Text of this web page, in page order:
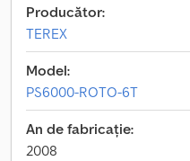
Producător:
TEREX
Model:
PS6000-ROTO-6T
An de fabricație:
2008